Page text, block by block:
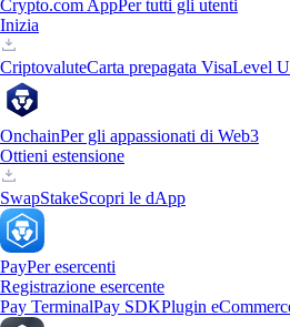
Crypto.com AppPer tutti gli utenti
Inizia
CriptovaluteCarta prepagata VisaLevel
OnchainPer gli appassionati di Web3
Ottieni estensione
SwapStakeScopri le dApp
PayPer esercenti
Registrazione esercente
Pay TerminalPay SDKPlugin